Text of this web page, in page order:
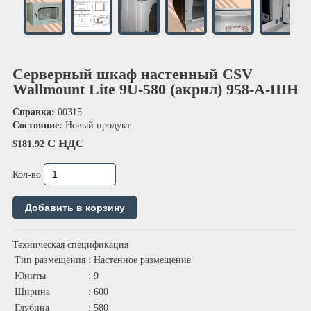
Серверный шкаф настенный CSV
Wallmount Lite 9U-580 (акрил) 958-А-ШН
Справка: 00315
Состояние: Новый продукт
$181.92 С НДС
Кол-во
Техническая спецификация
Тип размещения : Настенное размещение
Юниты
: 9
Ширина
: 600
Глубина
: 580